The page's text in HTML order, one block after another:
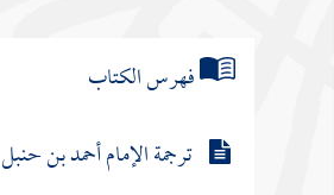
فهرس الكتاب
ترجمة الإمام أحمد بن حنبل